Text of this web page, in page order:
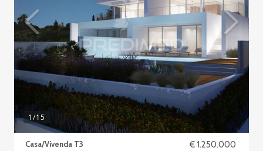
1/15
Casa/Vivenda T3 € 1.250.000